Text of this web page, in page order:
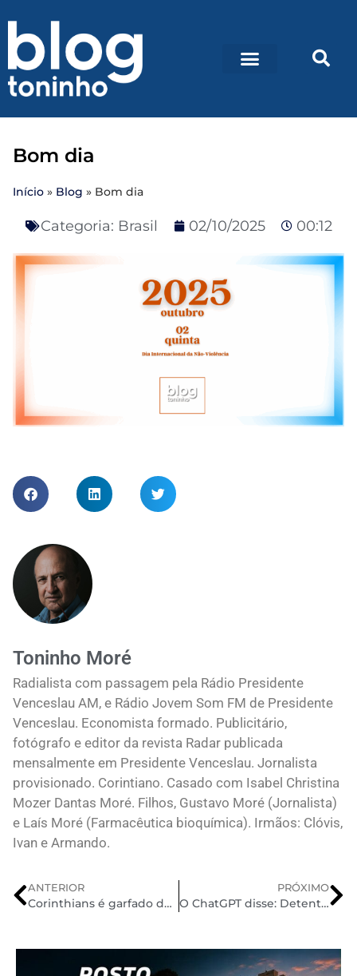
Bom dia
Início » Blog » Bom dia
Categoria: Brasil 02/10/2025 00:12
Toninho Moré
Radialista com passagem pela Rádio Presidente
Venceslau AM, e Rádio Jovem Som FM de Presidente
Venceslau. Economista formado. Publicitário,
fotógrafo e editor da revista Radar publicada
mensalmente em Presidente Venceslau. Jornalista
provisionado. Corintiano. Casado com Isabel Christina
Mozer Dantas Moré. Filhos, Gustavo Moré (Jornalista)
e Laís Moré (Farmacêutica bioquímica). Irmãos: Clóvis,
Ivan e Armando.
ANTERIOR
Corinthians é garfado de novo no Brasileirão
PRÓXIMO
O ChatGPT disse: Detento é morto por colegas de cela em Centro de Detenção Provisória de Pacaembu